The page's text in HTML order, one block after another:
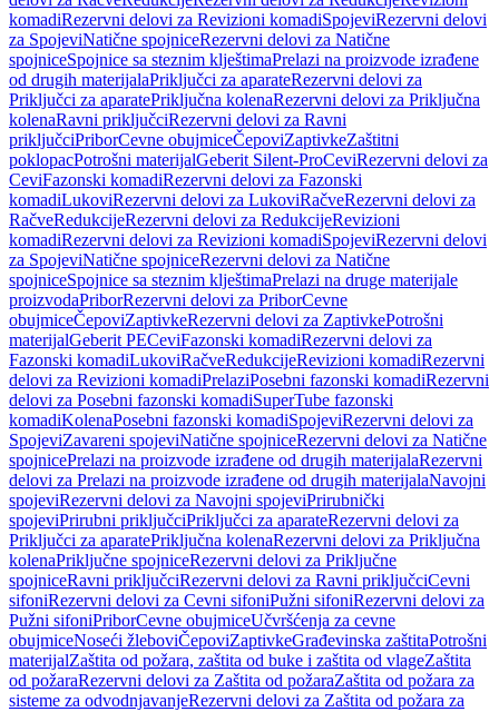
komadiRezervni delovi za Revizioni komadiSpojeviRezervni delovi
za SpojeviNatične spojniceRezervni delovi za Natične
spojniceSpojnice sa steznim klještimaPrelazi na proizvode izrađene
od drugih materijalaPriključci za aparateRezervni delovi za
Priključci za aparatePriključna kolenaRezervni delovi za Priključna
kolenaRavni priključciRezervni delovi za Ravni
priključciPriborCevne obujmiceČepoviZaptivkeZaštitni
poklopacPotrošni materijalGeberit Silent-ProCeviRezervni delovi za
CeviFazonski komadiRezervni delovi za Fazonski
komadiLukoviRezervni delovi za LukoviRačveRezervni delovi za
RačveRedukcijeRezervni delovi za RedukcijeRevizioni
komadiRezervni delovi za Revizioni komadiSpojeviRezervni delovi
za SpojeviNatične spojniceRezervni delovi za Natične
spojniceSpojnice sa steznim klještimaPrelazi na druge materijale
proizvodaPriborRezervni delovi za PriborCevne
obujmiceČepoviZaptivkeRezervni delovi za ZaptivkePotrošni
materijalGeberit PECeviFazonski komadiRezervni delovi za
Fazonski komadiLukoviRačveRedukcijeRevizioni komadiRezervni
delovi za Revizioni komadiPrelaziPosebni fazonski komadiRezervni
delovi za Posebni fazonski komadiSuperTube fazonski
komadiKolenaPosebni fazonski komadiSpojeviRezervni delovi za
SpojeviZavareni spojeviNatične spojniceRezervni delovi za Natične
spojnicePrelazi na proizvode izrađene od drugih materijalaRezervni
delovi za Prelazi na proizvode izrađene od drugih materijalaNavojni
spojeviRezervni delovi za Navojni spojeviPrirubnički
spojeviPrirubni priključciPriključci za aparateRezervni delovi za
Priključci za aparatePriključna kolenaRezervni delovi za Priključna
kolenaPriključne spojniceRezervni delovi za Priključne
spojniceRavni priključciRezervni delovi za Ravni priključciCevni
sifoniRezervni delovi za Cevni sifoniPužni sifoniRezervni delovi za
Pužni sifoniPriborCevne obujmiceUčvršćenja za cevne
obujmiceNoseći žleboviČepoviZaptivkeGrađevinska zaštitaPotrošni
materijalZaštita od požara, zaštita od buke i zaštita od vlageZaštita
od požaraRezervni delovi za Zaštita od požaraZaštita od požara za
sisteme za odvodnjavanjeRezervni delovi za Zaštita od požara za